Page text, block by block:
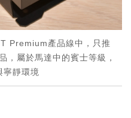
Premium產品線中，只推
，屬於馬達中的賓士等級，
寧靜環境